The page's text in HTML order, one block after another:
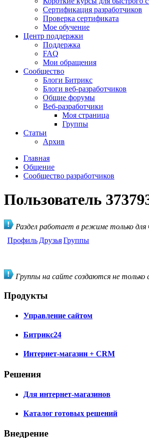
Сертификация разработчиков
Проверка сертификата
Мое обучение
Центр поддержки
Поддержка
FAQ
Мои обращения
Сообщество
Блоги Битрикс
Блоги веб-разработчиков
Общие форумы
Веб-разработчики
Моя страница
Группы
Статьи
Архив
Главная
Общение
Сообщество разработчиков
Пользователь
Раздел работает в режиме только
Профиль ДрузьяГруппы
Группы на сайте создаются не
Продукты
Управление сайтом
Битрикс24
Интернет-магазин + CRM
Решения
Для интернет-магазинов
Каталог готовых решений
Внедрение